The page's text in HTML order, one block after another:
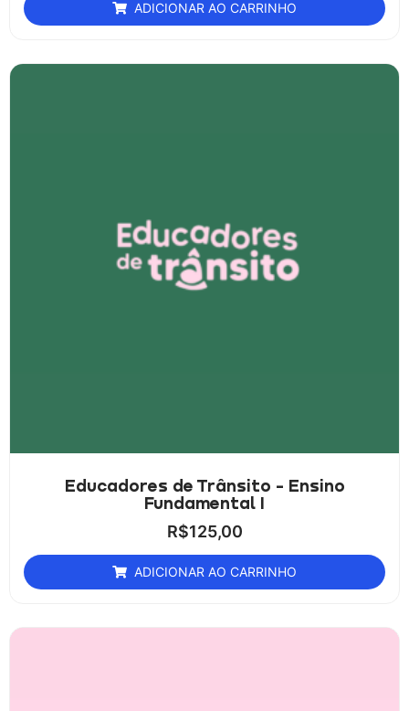
ADICIONAR AO CARRINHO
Educadores de Trânsito - Ensino
Fundamental I
R$125,00
ADICIONAR AO CARRINHO